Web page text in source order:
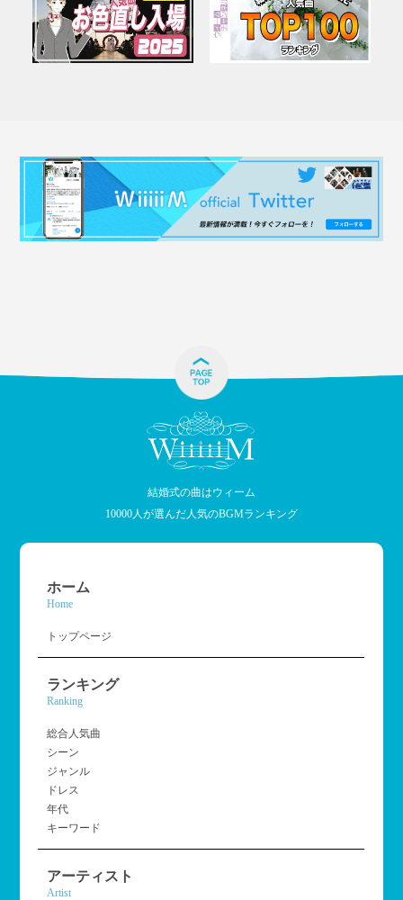
結婚式の曲はウィーム
10000人が選んだ人気のBGMランキング
ホーム
Home
トップページ
ランキング
Ranking
総合人気曲
シーン
ジャンル
ドレス
年代
キーワード
アーティスト
Artist